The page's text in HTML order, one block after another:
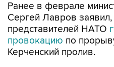
Ранее в феврале
Сергей Лавров заявил,
представителей НАТО
провокацию по
Керченский пролив.